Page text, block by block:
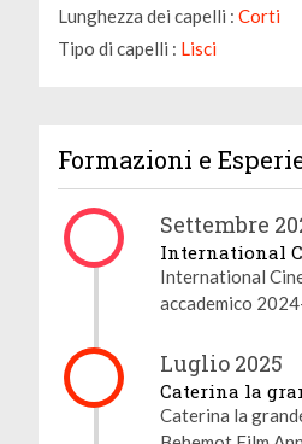
Lunghezza dei capelli : Corti
Tipo di capelli : Lisci
Formazioni e
Settembre
International
International
accademico
Luglio 2025
Caterina la
Caterina la